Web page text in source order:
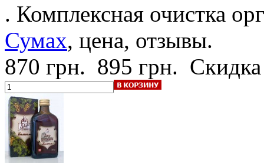
. Комплексная очистка
Сумах, цена, отзывы.
870 грн. 895 грн.